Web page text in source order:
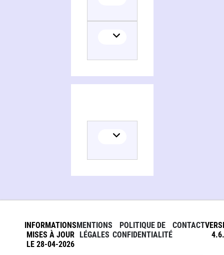
INFORMATIONS
MISES À JOUR
LE 28-04-2026
MENTIONS
LÉGALES
POLITIQUE DE
CONFIDENTIALITÉ
CONTACT